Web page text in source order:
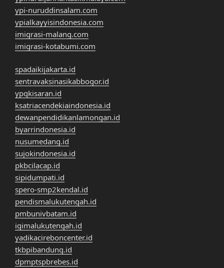
ypi-nuruddinsalam.com
ypialkayyisindonesia.com
imigrasi-malang.com
imigrasi-kotabumi.com
spadaikijakarta.id
sentravaksinasikabbogor.id
ypqkisaran.id
ksatriacendekiaindonesia.id
dewanpendidikanlamongan.id
byarrindonesia.id
nusumedang.id
sujokindonesia.id
pkbcilacap.id
sipidumpati.id
spero-smp2kendal.id
pendismalukutengah.id
pmbunivbatam.id
igimalukutengah.id
yadikacireboncenter.id
tkbpibandung.id
dpmptspbrebes.id